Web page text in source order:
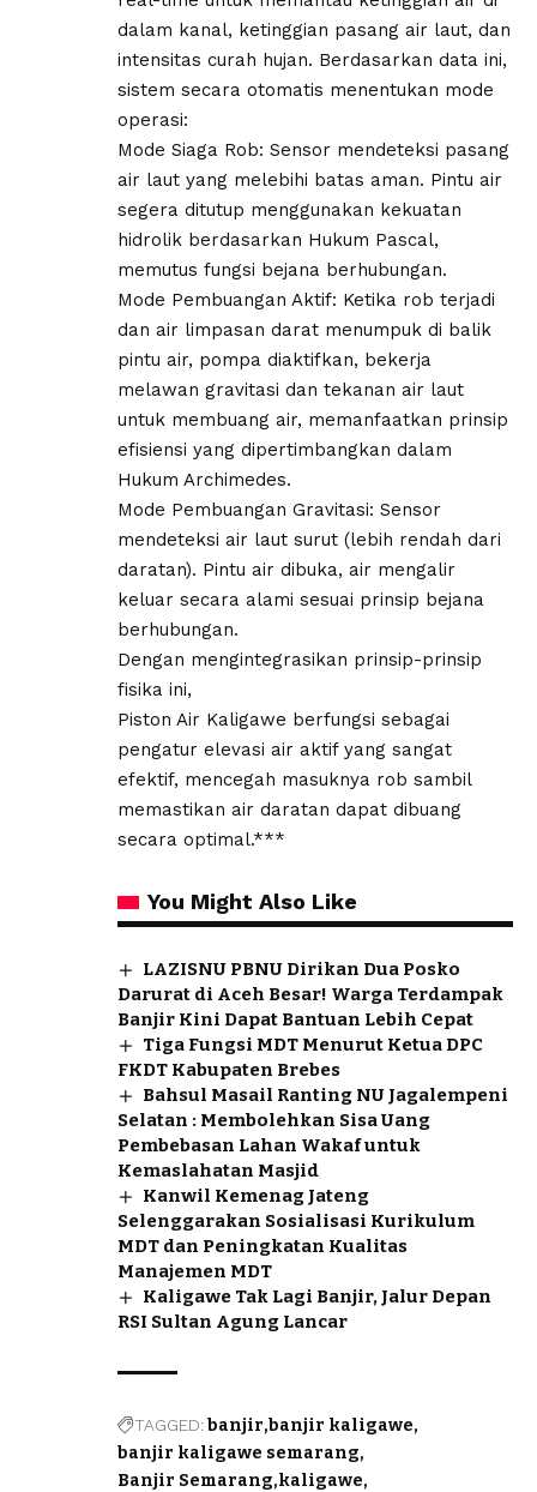
dalam kanal, ketinggian pasang air laut, dan
intensitas curah hujan. Berdasarkan data ini,
sistem secara otomatis menentukan mode
operasi:
​Mode Siaga Rob: Sensor mendeteksi pasang
air laut yang melebihi batas aman. Pintu air
segera ditutup menggunakan kekuatan
hidrolik berdasarkan Hukum Pascal,
memutus fungsi bejana berhubungan.
​Mode Pembuangan Aktif: Ketika rob terjadi
dan air limpasan darat menumpuk di balik
pintu air, pompa diaktifkan, bekerja
melawan gravitasi dan tekanan air laut
untuk membuang air, memanfaatkan prinsip
efisiensi yang dipertimbangkan dalam
Hukum Archimedes.
​Mode Pembuangan Gravitasi: Sensor
mendeteksi air laut surut (lebih rendah dari
daratan). Pintu air dibuka, air mengalir
keluar secara alami sesuai prinsip bejana
berhubungan.
​Dengan mengintegrasikan prinsip-prinsip
fisika ini,
Piston Air Kaligawe berfungsi sebagai
pengatur elevasi air aktif yang sangat
efektif, mencegah masuknya rob sambil
memastikan air daratan dapat dibuang
secara optimal.***
You Might Also Like
LAZISNU PBNU Dirikan Dua Posko
Darurat di Aceh Besar! Warga Terdampak
Banjir Kini Dapat Bantuan Lebih Cepat
Tiga Fungsi MDT Menurut Ketua DPC
FKDT Kabupaten Brebes
Bahsul Masail Ranting NU Jagalempeni
Selatan : Membolehkan Sisa Uang
Pembebasan Lahan Wakaf untuk
Kemaslahatan Masjid
Kanwil Kemenag Jateng
Selenggarakan Sosialisasi Kurikulum
MDT dan Peningkatan Kualitas
Manajemen MDT
Kaligawe Tak Lagi Banjir, Jalur Depan
RSI Sultan Agung Lancar
TAGGED:banjir banjir kaligawe
banjir kaligawe semarang
Banjir Semarang kaligawe